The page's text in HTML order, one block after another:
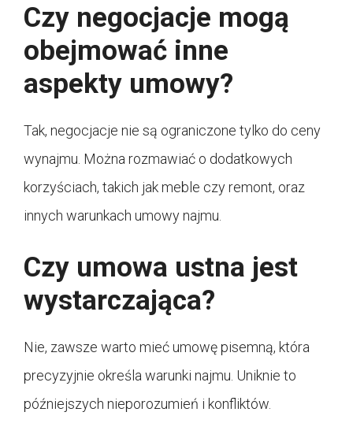
Czy negocjacje mogą
obejmować inne
aspekty umowy?
Tak, negocjacje nie są ograniczone tylko do ceny
wynajmu. Można rozmawiać o dodatkowych
korzyściach, takich jak meble czy remont, oraz
innych warunkach umowy najmu.
Czy umowa ustna jest
wystarczająca?
Nie, zawsze warto mieć umowę pisemną, która
precyzyjnie określa warunki najmu. Uniknie to
późniejszych nieporozumień i konfliktów.